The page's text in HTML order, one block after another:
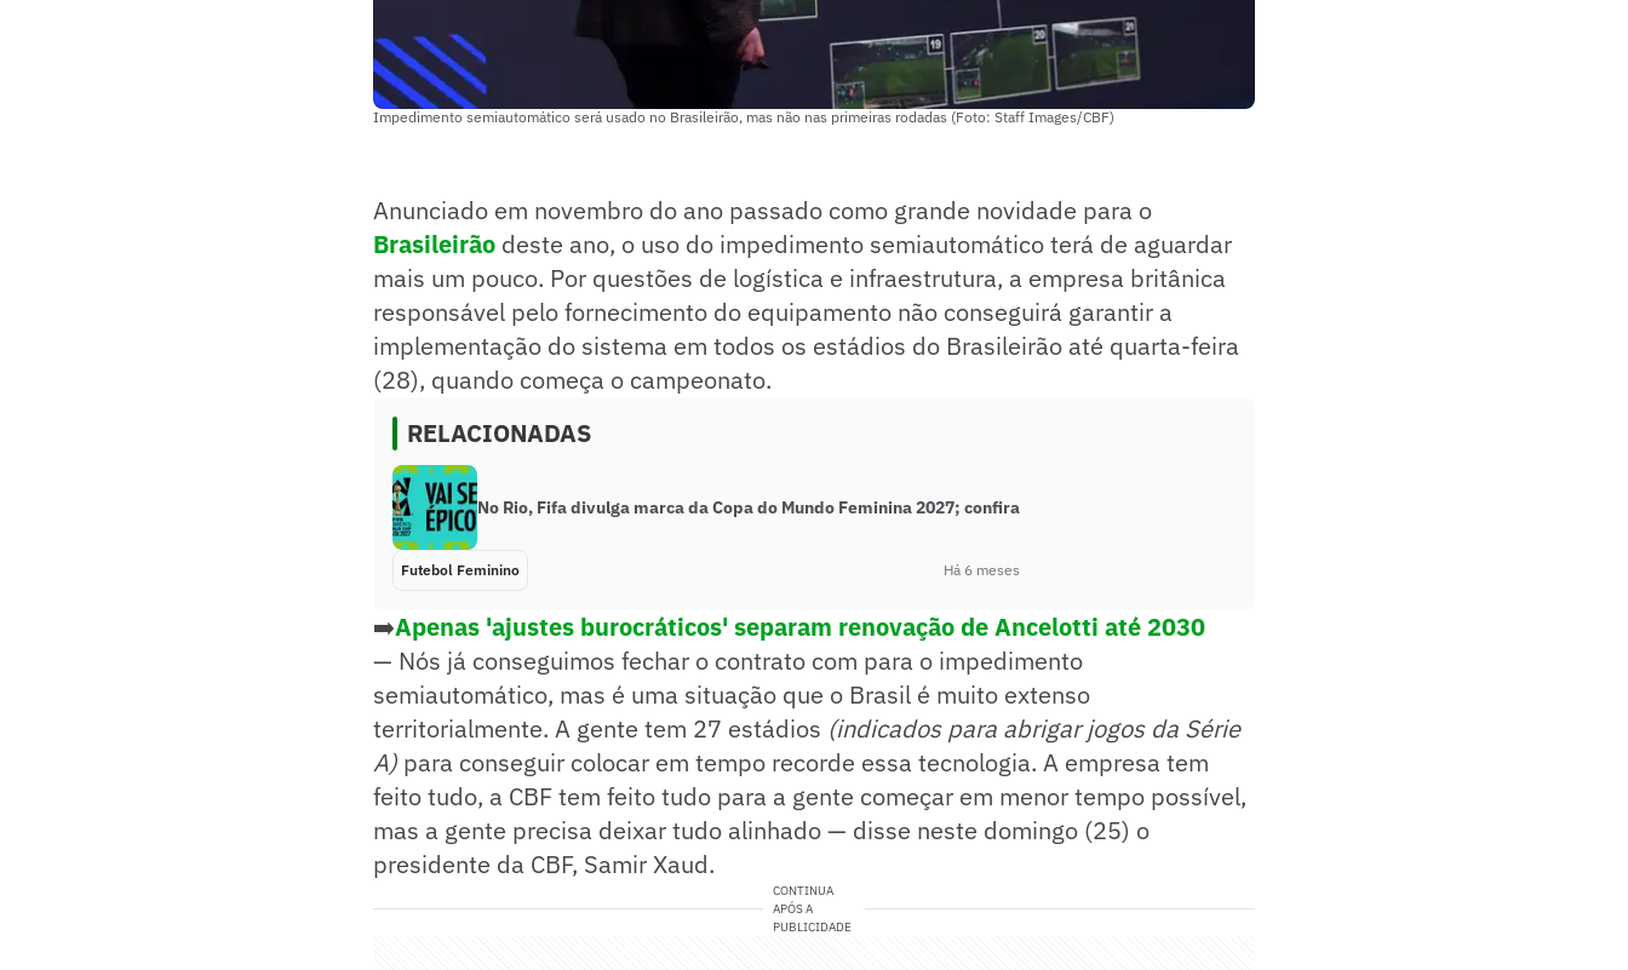
Impedimento semiautomático será usado no Brasileirão, mas não nas primeiras rodadas (Foto: Staff Images/CBF)
Anunciado em novembro do ano passado como grande novidade para o
Brasileirão deste ano, o uso do impedimento semiautomático terá de aguardar
mais um pouco. Por questões de logística e infraestrutura, a empresa britânica
responsável pelo fornecimento do equipamento não conseguirá garantir a
implementação do sistema em todos os estádios do Brasileirão até quarta-feira
(28), quando começa o campeonato.
RELACIONADAS
No Rio, Fifa divulga marca da Copa do Mundo Feminina 2027; confira
Futebol Feminino Há 6 meses
➡️Apenas 'ajustes burocráticos' separam renovação de Ancelotti até 2030
— Nós já conseguimos fechar o contrato com para o impedimento
semiautomático, mas é uma situação que o Brasil é muito extenso
territorialmente. A gente tem 27 estádios (indicados para abrigar jogos da Série
A) para conseguir colocar em tempo recorde essa tecnologia. A empresa tem
feito tudo, a CBF tem feito tudo para a gente começar em menor tempo possível,
mas a gente precisa deixar tudo alinhado — disse neste domingo (25) o
presidente da CBF, Samir Xaud.
CONTINUA
APÓS A
PUBLICIDADE